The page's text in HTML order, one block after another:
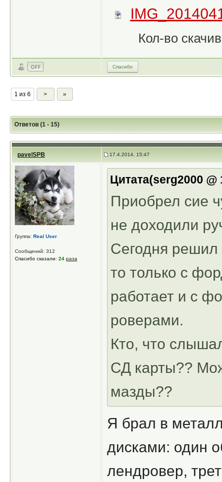
Кол-во
Спасибо
1 из 6 > »
Ответов (1 - 15)
pavelSPB 17.4.2014, 15:47
Группа: Real User
Сообщений: 312
Спасибо сказали: 24 раза
Цитата(serg2000
Приобрел сие
не доходили
Сегодня решил
то только с
работает и с
роверами.
Кто, что
СД карты??
мазды??
Я брал в
дисками: один
лендровер,